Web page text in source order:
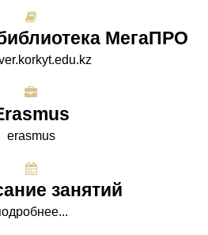
МегаПРО
erasmus
занятий